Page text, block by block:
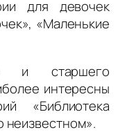
для девочек
«Маленькие
и старшего
интересны
«Библиотека
неизвестном».